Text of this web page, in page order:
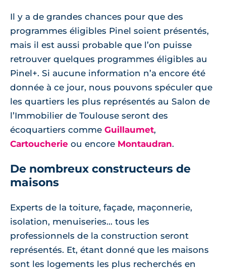
Il y a de grandes chances pour que des
programmes éligibles Pinel soient présentés,
mais il est aussi probable que l’on puisse
retrouver quelques programmes éligibles au
Pinel+. Si aucune information n’a encore été
donnée à ce jour, nous pouvons spéculer que
les quartiers les plus représentés au Salon de
l’Immobilier de Toulouse seront des
écoquartiers comme Guillaumet,
Cartoucherie ou encore Montaudran.
De nombreux constructeurs de
maisons
Experts de la toiture, façade, maçonnerie,
isolation, menuiseries... tous les
professionnels de la construction seront
représentés. Et, étant donné que les maisons
sont les logements les plus recherchés en